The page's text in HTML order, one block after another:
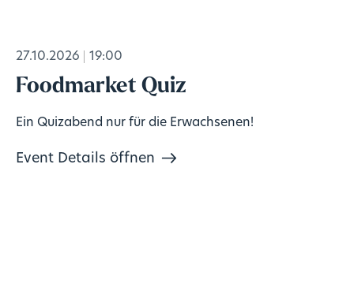
27.10.2026 19:00
Foodmarket Quiz
Ein Quizabend nur für die Erwachsenen!
Event Details öffnen